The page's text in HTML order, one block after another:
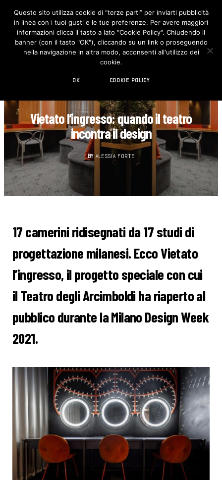
F
c
e
b
o
I
n
s
t
Vietato l’ingresso: quando il teatro
incontra il design
BY ALESSIA FORTE
17 camerini ridisegnati da 17 studi di
progettazione milanesi. Ecco Vietato
l’ingresso, il progetto speciale con cui
il Teatro degli Arcimboldi ha riaperto al
pubblico durante la Milano Design Week
2021.
Questo sito utilizza cookie di “terze parti” per inviarti pubblicità
in linea con i tuoi gusti e le tue preferenze. Per avere maggiori
informazioni clicca il tasto a lato "Cookie Policy". Chiudendo il
banner (con il tasto "OK"), cliccando su un link o proseguendo
nella navigazione in altra modo, acconsenti all'utilizzo dei
cookie.
OK COOKIE POLICY